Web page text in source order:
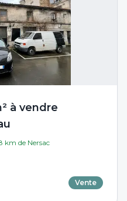
à vendre
km de Nersac
Vente